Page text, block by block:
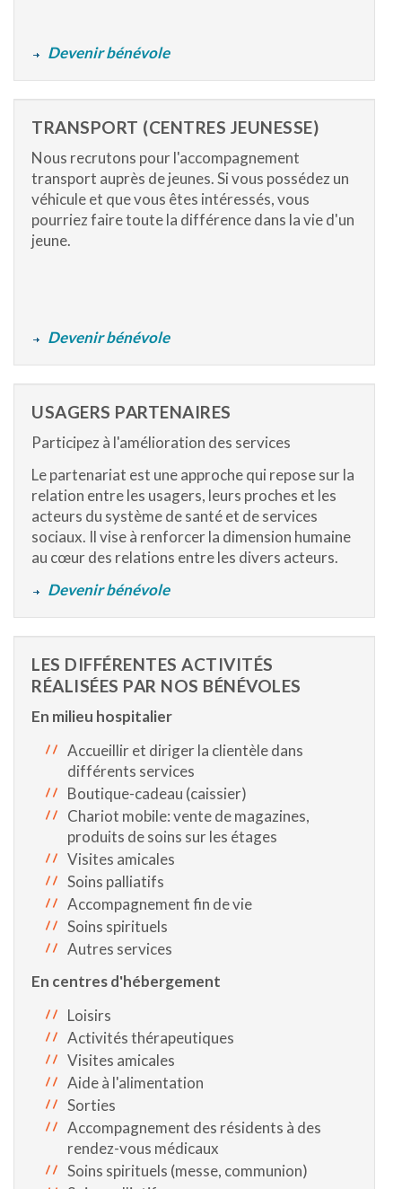
Devenir bénévole
TRANSPORT (CENTRES JEUNESSE)
Nous recrutons pour l'accompagnement
transport auprès de jeunes. Si vous possédez un
véhicule et que vous êtes intéressés, vous
pourriez faire toute la différence dans la vie d'un
jeune.
Devenir bénévole
USAGERS PARTENAIRES
Participez à l'amélioration des services
Le partenariat est une approche qui repose sur la
relation entre les usagers, leurs proches et les
acteurs du système de santé et de services
sociaux. Il vise à renforcer la dimension humaine
au cœur des relations entre les divers acteurs.
Devenir bénévole
LES DIFFÉRENTES ACTIVITÉS
RÉALISÉES PAR NOS BÉNÉVOLES
En milieu hospitalier
Accueillir et diriger la clientèle dans
différents services
Boutique-cadeau (caissier)
Chariot mobile: vente de magazines,
produits de soins sur les étages
Visites amicales
Soins palliatifs
Accompagnement fin de vie
Soins spirituels
Autres services
En centres d'hébergement
Loisirs
Activités thérapeutiques
Visites amicales
Aide à l'alimentation
Sorties
Accompagnement des résidents à des
rendez-vous médicaux
Soins spirituels (messe, communion)